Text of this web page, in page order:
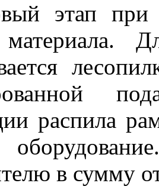
этап при
материала.
распила
в сумму